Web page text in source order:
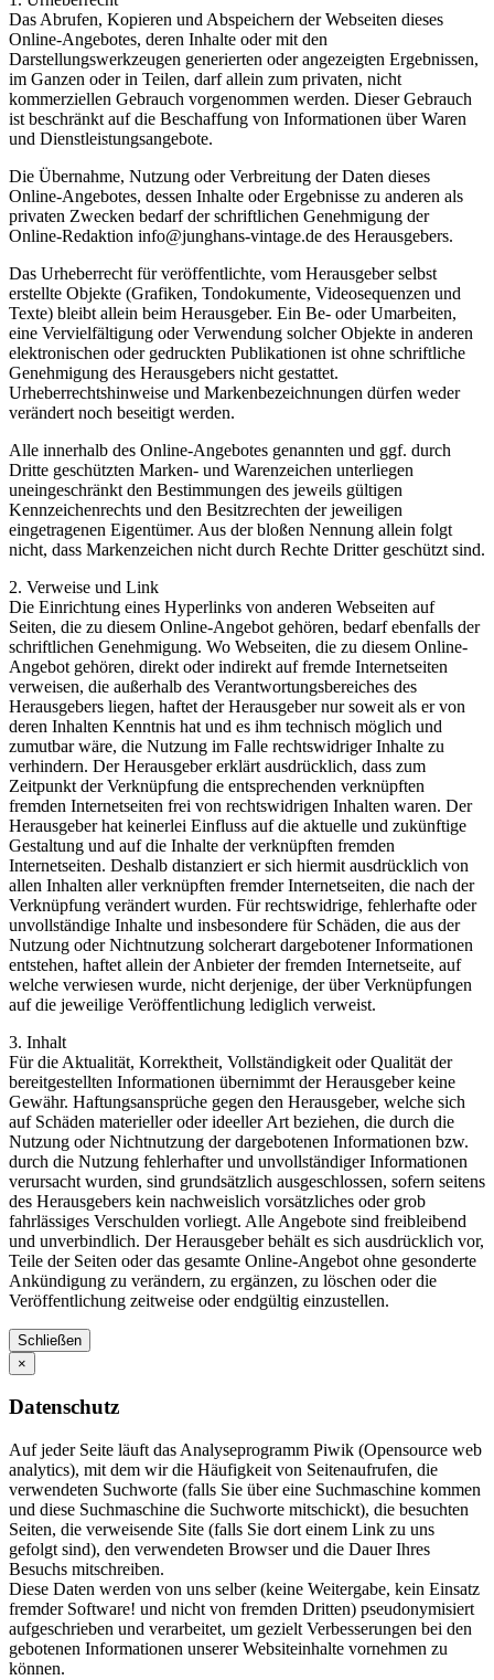
Das Abrufen, Kopieren und Abspeichern der Webseiten dieses
Online-Angebotes, deren Inhalte oder mit den
Darstellungswerkzeugen generierten oder angezeigten Ergebnissen,
im Ganzen oder in Teilen, darf allein zum privaten, nicht
kommerziellen Gebrauch vorgenommen werden. Dieser Gebrauch
ist beschränkt auf die Beschaffung von Informationen über Waren
und Dienstleistungsangebote.
Die Übernahme, Nutzung oder Verbreitung der Daten dieses
Online-Angebotes, dessen Inhalte oder Ergebnisse zu anderen als
privaten Zwecken bedarf der schriftlichen Genehmigung der
Online-Redaktion info@junghans-vintage.de des Herausgebers.
Das Urheberrecht für veröffentlichte, vom Herausgeber selbst
erstellte Objekte (Grafiken, Tondokumente, Videosequenzen und
Texte) bleibt allein beim Herausgeber. Ein Be- oder Umarbeiten,
eine Vervielfältigung oder Verwendung solcher Objekte in anderen
elektronischen oder gedruckten Publikationen ist ohne schriftliche
Genehmigung des Herausgebers nicht gestattet.
Urheberrechtshinweise und Markenbezeichnungen dürfen weder
verändert noch beseitigt werden.
Alle innerhalb des Online-Angebotes genannten und ggf. durch
Dritte geschützten Marken- und Warenzeichen unterliegen
uneingeschränkt den Bestimmungen des jeweils gültigen
Kennzeichenrechts und den Besitzrechten der jeweiligen
eingetragenen Eigentümer. Aus der bloßen Nennung allein folgt
nicht, dass Markenzeichen nicht durch Rechte Dritter geschützt sind.
2. Verweise und Link
Die Einrichtung eines Hyperlinks von anderen Webseiten auf
Seiten, die zu diesem Online-Angebot gehören, bedarf ebenfalls der
schriftlichen Genehmigung. Wo Webseiten, die zu diesem Online-
Angebot gehören, direkt oder indirekt auf fremde Internetseiten
verweisen, die außerhalb des Verantwortungsbereiches des
Herausgebers liegen, haftet der Herausgeber nur soweit als er von
deren Inhalten Kenntnis hat und es ihm technisch möglich und
zumutbar wäre, die Nutzung im Falle rechtswidriger Inhalte zu
verhindern. Der Herausgeber erklärt ausdrücklich, dass zum
Zeitpunkt der Verknüpfung die entsprechenden verknüpften
fremden Internetseiten frei von rechtswidrigen Inhalten waren. Der
Herausgeber hat keinerlei Einfluss auf die aktuelle und zukünftige
Gestaltung und auf die Inhalte der verknüpften fremden
Internetseiten. Deshalb distanziert er sich hiermit ausdrücklich von
allen Inhalten aller verknüpften fremder Internetseiten, die nach der
Verknüpfung verändert wurden. Für rechtswidrige, fehlerhafte oder
unvollständige Inhalte und insbesondere für Schäden, die aus der
Nutzung oder Nichtnutzung solcherart dargebotener Informationen
entstehen, haftet allein der Anbieter der fremden Internetseite, auf
welche verwiesen wurde, nicht derjenige, der über Verknüpfungen
auf die jeweilige Veröffentlichung lediglich verweist.
3. Inhalt
Für die Aktualität, Korrektheit, Vollständigkeit oder Qualität der
bereitgestellten Informationen übernimmt der Herausgeber keine
Gewähr. Haftungsansprüche gegen den Herausgeber, welche sich
auf Schäden materieller oder ideeller Art beziehen, die durch die
Nutzung oder Nichtnutzung der dargebotenen Informationen bzw.
durch die Nutzung fehlerhafter und unvollständiger Informationen
verursacht wurden, sind grundsätzlich ausgeschlossen, sofern seitens
des Herausgebers kein nachweislich vorsätzliches oder grob
fahrlässiges Verschulden vorliegt. Alle Angebote sind freibleibend
und unverbindlich. Der Herausgeber behält es sich ausdrücklich vor,
Teile der Seiten oder das gesamte Online-Angebot ohne gesonderte
Ankündigung zu verändern, zu ergänzen, zu löschen oder die
Veröffentlichung zeitweise oder endgültig einzustellen.
Schließen
×
Datenschutz
Auf jeder Seite läuft das Analyseprogramm Piwik (Opensource web
analytics), mit dem wir die Häufigkeit von Seitenaufrufen, die
verwendeten Suchworte (falls Sie über eine Suchmaschine kommen
und diese Suchmaschine die Suchworte mitschickt), die besuchten
Seiten, die verweisende Site (falls Sie dort einem Link zu uns
gefolgt sind), den verwendeten Browser und die Dauer Ihres
Besuchs mitschreiben.
Diese Daten werden von uns selber (keine Weitergabe, kein Einsatz
fremder Software! und nicht von fremden Dritten) pseudonymisiert
aufgeschrieben und verarbeitet, um gezielt Verbesserungen bei den
gebotenen Informationen unserer Websiteinhalte vornehmen zu
können.